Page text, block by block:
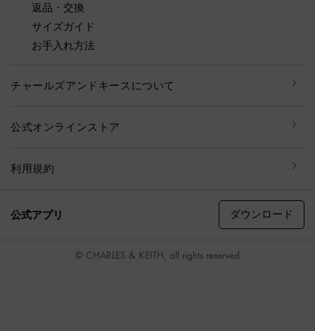
返品・交換
サイズガイド
お手入れ方法
チャールズアンドキースについて
公式オンラインストア
利用規約
公式アプリ ダウンロード
© CHARLES & KEITH, all rights reserved